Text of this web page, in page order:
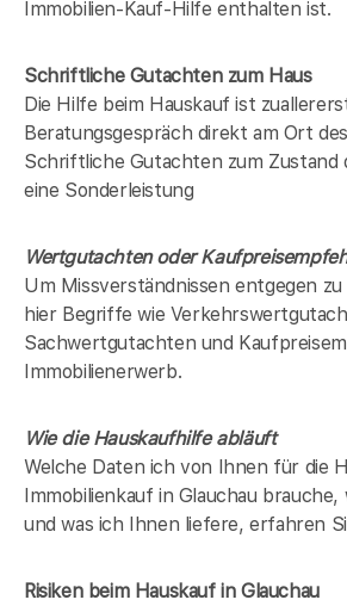
Immobilien-Kauf-Hilfe enthalten ist.
Schriftliche Gutachten zum Haus
Die Hilfe beim Hauskauf ist
Beratungsgespräch direkt am Ort
Schriftliche Gutachten zum Zustand
eine Sonderleistung
Wertgutachten oder
Um Missverständnissen entgegen
hier Begriffe wie
Sachwertgutachten und
Immobilienerwerb.
Wie die Hauskaufhilfe abläuft
Welche Daten ich von Ihnen für die
Immobilienkauf in Glauchau
und was ich Ihnen liefere, erfahren
Risiken beim Hauskaufin Glauchau